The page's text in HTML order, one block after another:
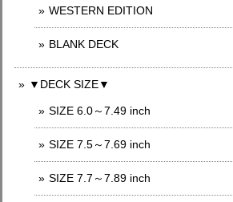
WESTERN EDITION
BLANK DECK
▼DECK SIZE▼
SIZE 6.0～7.49 inch
SIZE 7.5～7.69 inch
SIZE 7.7～7.89 inch